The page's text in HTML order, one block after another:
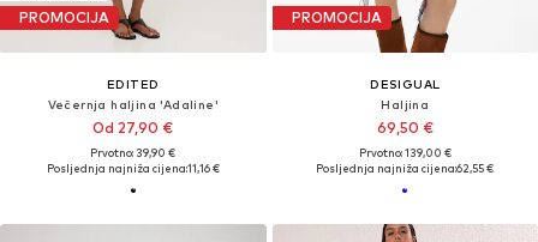
PROMOCIJA
EDITED
Večernja haljina 'Adaline'
Od 27,90 €
Prvotno: 39,90 €
Posljednja najniža cijena:11,16 €
PROMOCIJA
DESIGUAL
Haljina
69,50 €
Prvotno: 139,00 €
Posljednja najniža cijena:62,55 €